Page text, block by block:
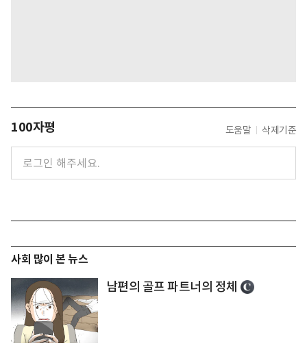
100자평 도움말 삭제기준
사회 많이 본 뉴스
남편의 골프 파트너의 정체